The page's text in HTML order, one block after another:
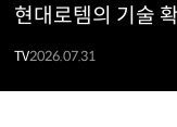
현대로템의 기술
TV2026.07.31